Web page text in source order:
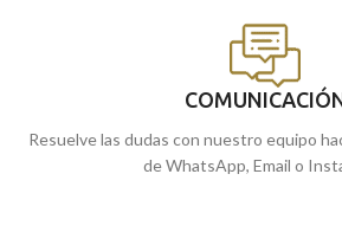
Resuelve las dudas con nuestro equipo
de WhatsApp, Email o